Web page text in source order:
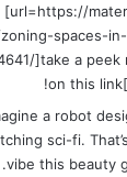
[url=https://
spaces-
]take a peek
on this
a robot
sci-fi.
vibe this beauty